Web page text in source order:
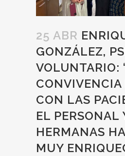
25 ABR
GONZÁLEZ,
VOLUNTARIO:
CONVIVENCIA
CON LAS
EL PERSONAL
HERMANAS
MUY